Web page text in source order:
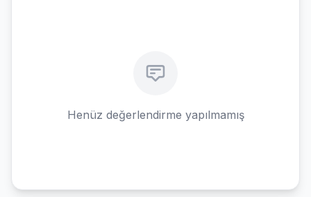
Henüz değerlendirme yapılmamış